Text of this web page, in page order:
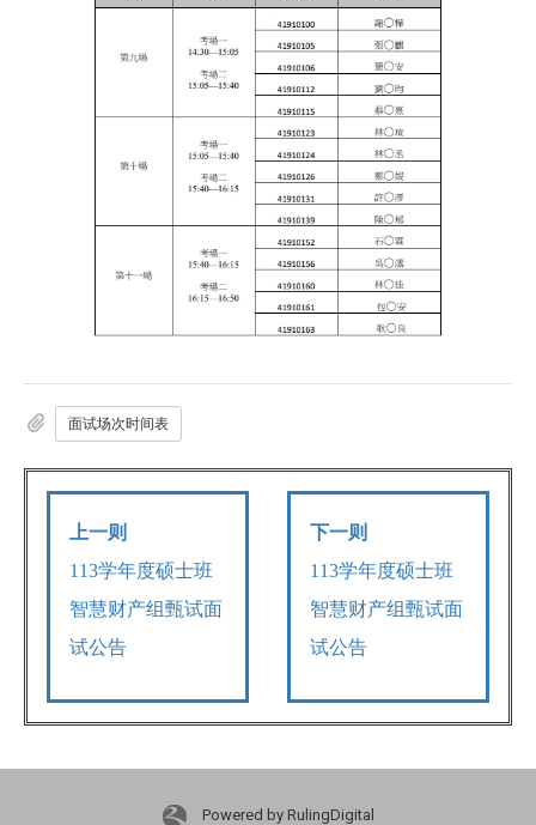
面试场次时间表
上一则
113学年度硕士班
智慧财产组甄试面
试公告
下一则
113学年度硕士班
智慧财产组甄试面
试公告
Powered by RulingDigital